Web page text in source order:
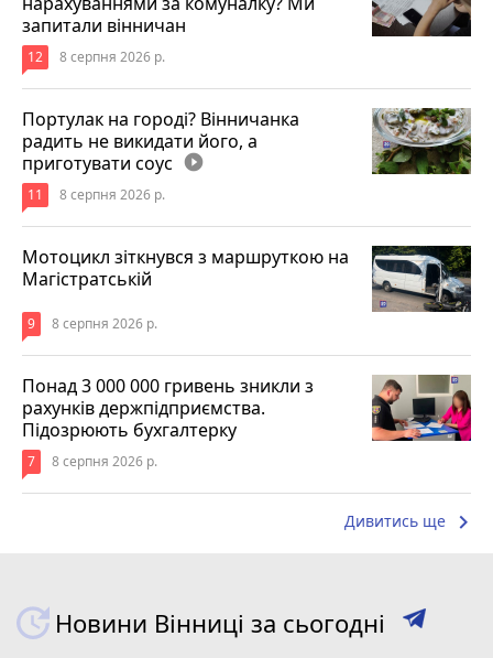
запитали вінничан
12 8 серпня 2026 р.
Портулак на городі? Вінничанка
радить не викидати його, а
приготувати соус play_circle_filled
11 8 серпня 2026 р.
Мотоцикл зіткнувся з маршруткою на
Магістратській
9 8 серпня 2026 р.
Понад 3 000 000 гривень зникли з
рахунків держпідприємства.
Підозрюють бухгалтерку
7 8 серпня 2026 р.
Дивитись ще keyboard_arrow_right
Новини Вінниці за сьогодні